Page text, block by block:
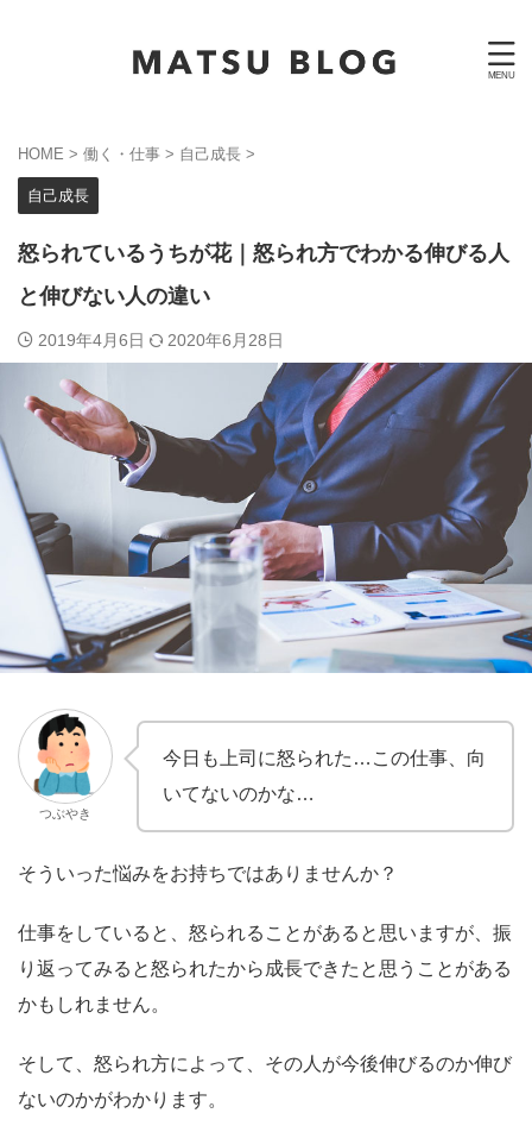
HOME > 働く・仕事 > 自己成長 >
自己成長
怒られているうちが花｜怒られ方でわかる伸びる人
と伸びない人の違い
2019年4月6日 2020年6月28日
つぶやき
今日も上司に怒られた…この仕事、向
いてないのかな…
そういった悩みをお持ちではありませんか？
仕事をしていると、怒られることがあると思いますが、振
り返ってみると怒られたから成長できたと思うことがある
かもしれません。
そして、 怒られ方によって、その人が今後伸びるのか伸び
ないのかがわかります。